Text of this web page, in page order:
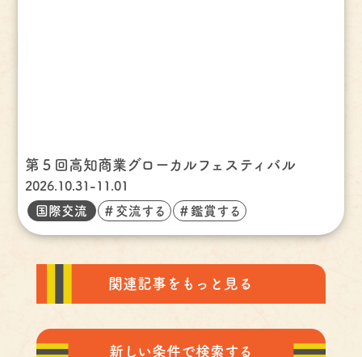
第５回高知商業グローカルフェスティバル
2026.10.31-11.01
国際交流 ＃交流する ＃鑑賞する
関連記事をもっと見る
新しい条件で検索する